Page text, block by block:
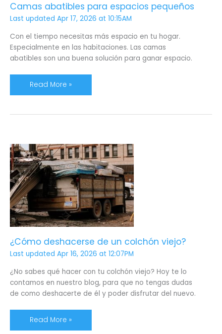
Camas abatibles para espacios pequeños
Last updated Apr 17, 2026 at 10:15AM
Con el tiempo necesitas más espacio en tu hogar.
Especialmente en las habitaciones. Las camas
abatibles son una buena solución para ganar espacio.
Read More »
¿Cómo deshacerse de un colchón viejo?
Last updated Apr 16, 2026 at 12:07PM
¿No sabes qué hacer con tu colchón viejo? Hoy te lo
contamos en nuestro blog, para que no tengas dudas
de como deshacerte de él y poder disfrutar del nuevo.
¿Cómo
deshacerse
de
un
colchón
viejo?
Read More »